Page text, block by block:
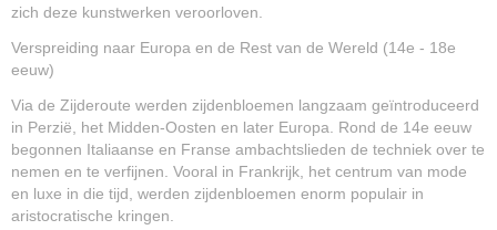
zich deze kunstwerken veroorloven.
Verspreiding naar Europa en de Rest van de Wereld (14e - 18e
eeuw)
Via de Zijderoute werden zijdenbloemen langzaam geïntroduceerd
in Perzië, het Midden-Oosten en later Europa. Rond de 14e eeuw
begonnen Italiaanse en Franse ambachtslieden de techniek over te
nemen en te verfijnen. Vooral in Frankrijk, het centrum van mode
en luxe in die tijd, werden zijdenbloemen enorm populair in
aristocratische kringen.